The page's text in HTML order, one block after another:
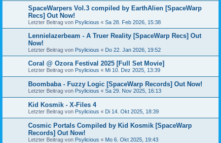
SpaceWarpers Vol.3 compiled by EarthAlien [SpaceWarp
Recs] Out Now!
Letzter Beitrag von Psylicious « Sa 28. Feb 2026, 15:38
Lennielazerbeam - A Truer Reality [SpaceWarp Recs] Out
Now!
Letzter Beitrag von Psylicious « Do 22. Jan 2026, 19:52
Coral @ Ozora Festival 2025 [Full Set Movie]
Letzter Beitrag von Psylicious « Mi 10. Dez 2025, 13:39
Boombaba - Fuzzy Logic [SpaceWarp Records] Out Now!
Letzter Beitrag von Psylicious « Sa 29. Nov 2025, 16:13
Kid Kosmik - X-Files 4
Letzter Beitrag von Psylicious « Di 14. Okt 2025, 18:39
Cosmic Portals Compiled by Kid Kosmik [SpaceWarp
Records] Out Now!
Letzter Beitrag von Psylicious « Mo 6. Okt 2025, 19:43